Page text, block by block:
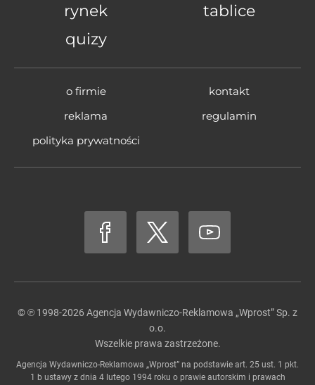
rynek
tablice
quizy
o firmie
kontakt
reklama
regulamin
polityka prywatności
© ℗ 1998-2026 Agencja Wydawniczo-Reklamowa „Wprost” Sp. z
o.o.
Wszelkie prawa zastrzeżone.
Agencja Wydawniczo-Reklamowa „Wprost” na podstawie art. 25 ust. 1 pkt.
1 b ustawy z dnia 4 lutego 1994 roku o prawie autorskim i prawach